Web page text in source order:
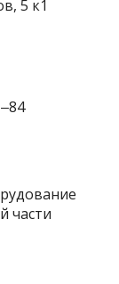
5 к1
части